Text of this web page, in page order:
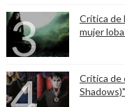
Crítica de
mujer
Crítica de